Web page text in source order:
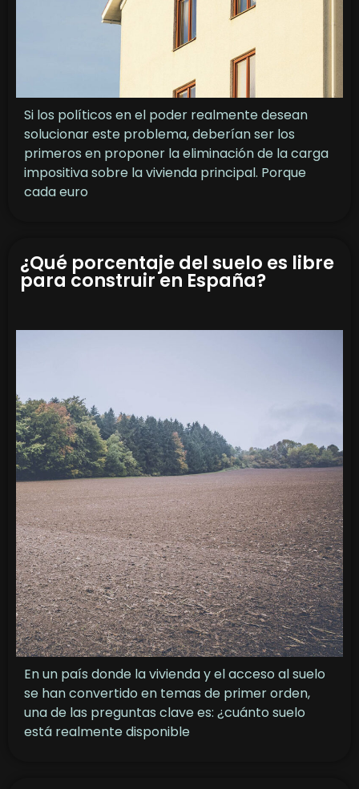
Si los políticos en el poder realmente desean
solucionar este problema, deberían ser los
primeros en proponer la eliminación de la carga
impositiva sobre la vivienda principal. Porque
cada euro
¿Qué porcentaje del suelo es libre
para construir en España?
En un país donde la vivienda y el acceso al suelo
se han convertido en temas de primer orden,
una de las preguntas clave es: ¿cuánto suelo
está realmente disponible